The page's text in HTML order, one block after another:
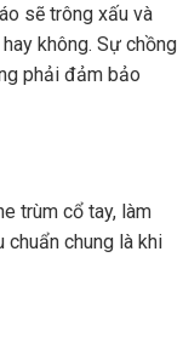
sẽ trông xấu và
không. Sự chồng
phải đảm bảo
trùm cổ tay, làm
chung là khi